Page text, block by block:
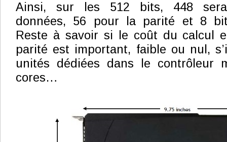
Ainsi, sur les 512 bits, 448
données, 56 pour la parité et 8
Reste à savoir si le coût du calcul
parité est important, faible ou nul,
unités dédiées dans le contrôleur
cores…